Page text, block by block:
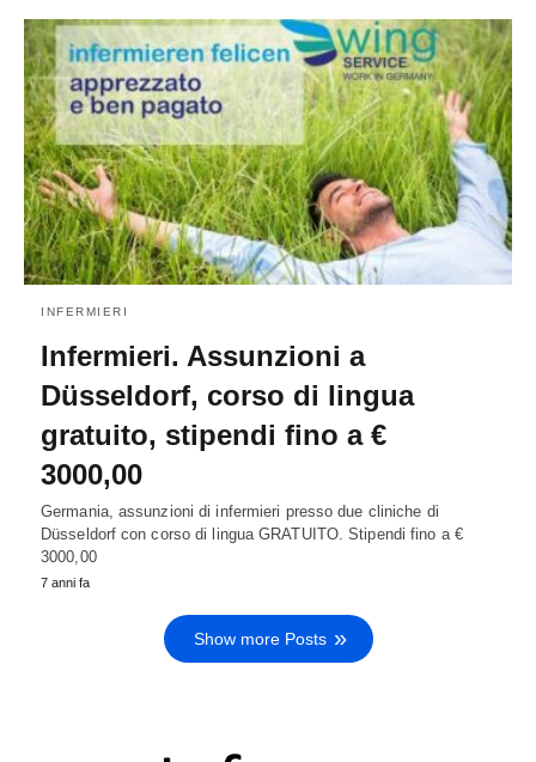
INFERMIERI
Infermieri. Assunzioni a
Düsseldorf, corso di lingua
gratuito, stipendi fino a €
3000,00
Germania, assunzioni di infermieri presso due cliniche di
Düsseldorf con corso di lingua GRATUITO. Stipendi fino a €
3000,00
7 anni fa
Show more Posts